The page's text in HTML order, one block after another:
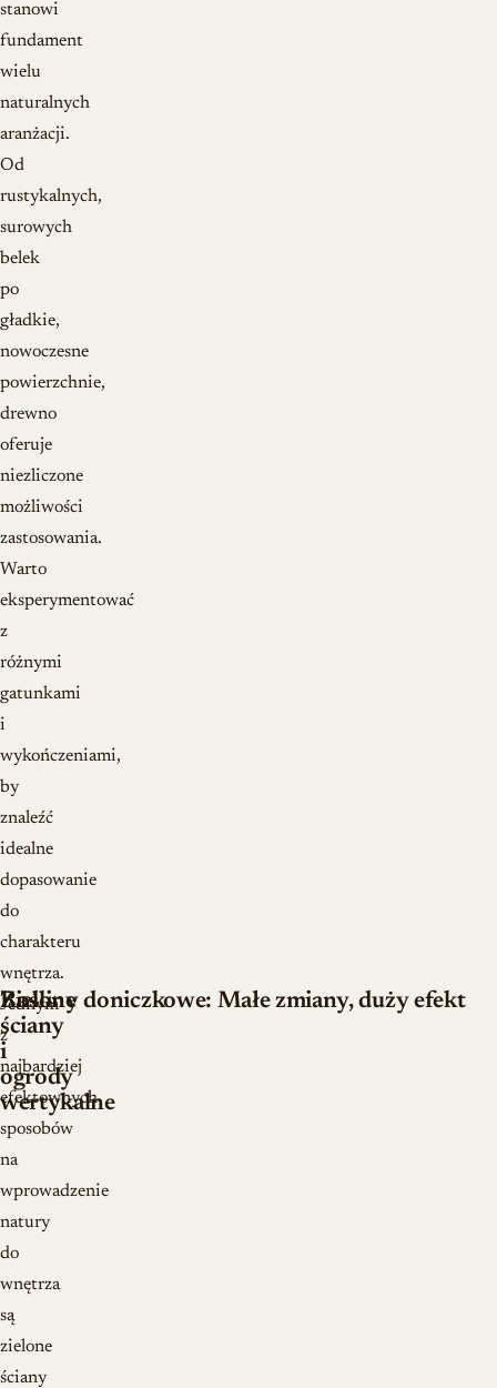
stanowi
fundament
wielu
naturalnych
aranżacji.
Od
rustykalnych,
surowych
belek
po
gładkie,
nowoczesne
powierzchnie,
drewno
oferuje
niezliczone
możliwości
zastosowania.
Warto
eksperymentować
z
różnymi
gatunkami
i
wykończeniami,
by
znaleźć
idealne
dopasowanie
do
charakteru
wnętrza.
Zielone
ściany
i
ogrody
wertykalne
Jednym
z
najbardziej
efektownych
sposobów
na
wprowadzenie
natury
do
wnętrza
są
zielone
ściany
Rośliny doniczkowe: Małe zmiany, duży efekt